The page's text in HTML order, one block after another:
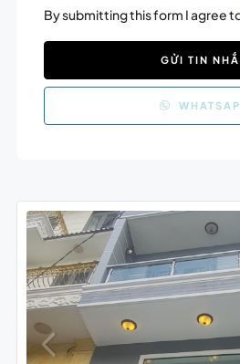
By submitting this form I agree
GỬI TIN